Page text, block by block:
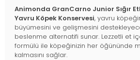
Animonda GranCarno Junior Sığır
Yavru Köpek Konservesi, yavru
büyümesini ve gelişmesini
beslenme alternatifi sunar. Lezzetli et
formülü ile köpeğinizin her öğününde
kalmasını sağlar.